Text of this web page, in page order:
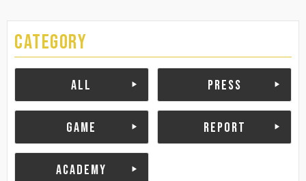
CATEGORY
ALL PRESS
GAME REPORT
ACADEMY